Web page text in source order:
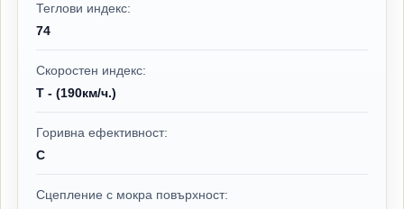
Теглови индекс:
74
Скоростен индекс:
T - (190км/ч.)
Горивна ефективност:
C
Сцепление с мокра повърхност: